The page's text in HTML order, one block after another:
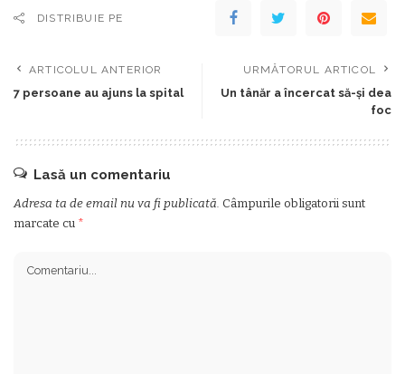
DISTRIBUIE PE
ARTICOLUL ANTERIOR
7 persoane au ajuns la spital
URMĂTORUL ARTICOL
Un tânăr a încercat să-și dea
foc
Lasă un comentariu
Adresa ta de email nu va fi publicată. Câmpurile obligatorii sunt
marcate cu *